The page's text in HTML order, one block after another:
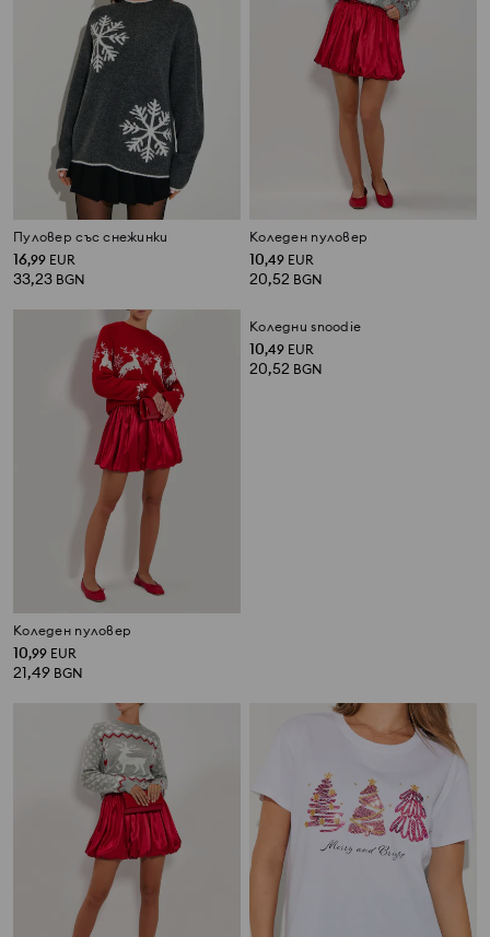
Пуловер със снежинки
16,99 EUR
33,23 BGN
Коледен пуловер
10,49 EUR
20,52 BGN
Коледен пуловер
10,99 EUR
21,49 BGN